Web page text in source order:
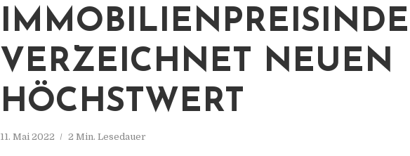
VERZEICHNET NEUEN
HÖCHSTWERT
11. Mai 2022 2 Min. Lesedauer